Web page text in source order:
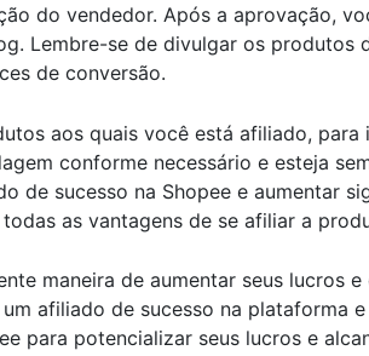
do vendedor. Após a aprovação,
Lembre-se de divulgar os
de conversão.
aos quais você está afiliado,
conforme necessário e esteja
de sucesso na Shopee e aumentar
as vantagens de se afiliar a
maneira de aumentar seus lucros
afiliado de sucesso na plataforma
para potencializar seus lucros e